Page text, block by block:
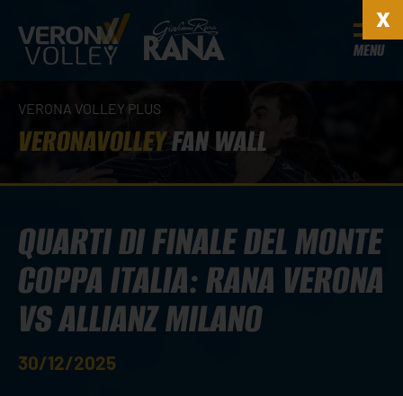
MENU
VERONA VOLLEY PLUS
VERONAVOLLEYFAN WALL
QUARTI DI FINALE DEL MONTE
COPPA ITALIA: RANA VERONA
VS ALLIANZ MILANO
30/12/2025